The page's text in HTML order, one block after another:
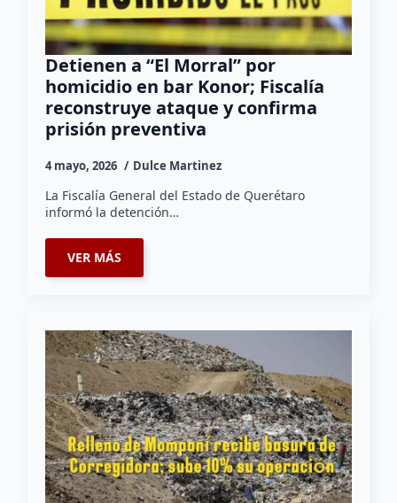
Detienen a “El Morral” por
homicidio en bar Konor; Fiscalía
reconstruye ataque y confirma
prisión preventiva
4 mayo, 2026 Dulce Martinez
La Fiscalía General del Estado de Querétaro
informó la detención…
VER MÁS